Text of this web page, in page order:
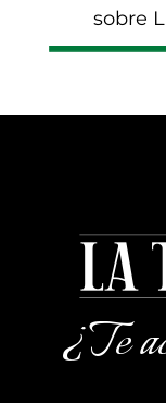
sobre
¿Te